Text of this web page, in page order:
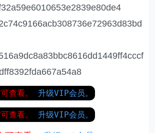
查看。 升级VIP会员。
查看。 升级VIP会员。